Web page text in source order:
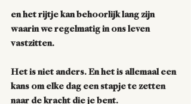
en het rijtje kan behoorlijk lang zijn
waarin we regelmatig in ons leven
vastzitten.
Het is niet anders. En het is allemaal een
kans om elke dag een stapje te zetten
naar de kracht die je bent.